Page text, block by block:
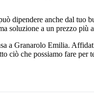
dipendere anche dal
soluzione a un prezzo più
a Granarolo Emilia.
ciò che possiamo fare per